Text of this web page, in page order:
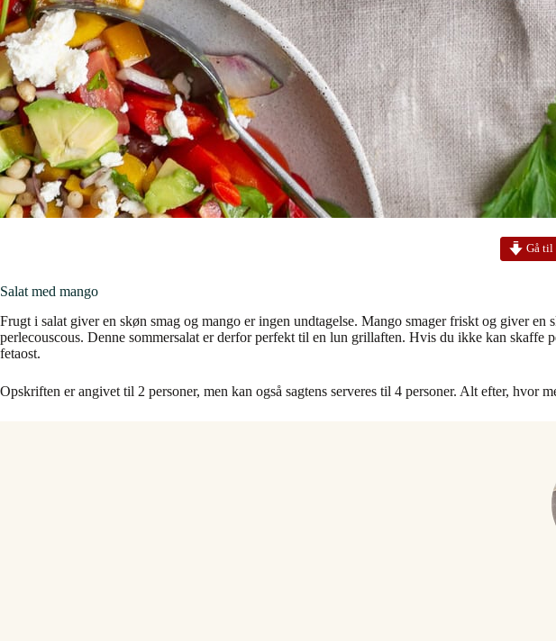
Gå til
Salat med mango
Frugt i salat giver en skøn smag og mango er ingen undtagelse. Mango smager friskt og giver
perlecouscous. Denne sommersalat er derfor perfekt til en lun grillaften. Hvis du ikke kan skaffe
fetaost.
Opskriften er angivet til 2 personer, men kan også sagtens serveres til 4 personer. Alt efter, hvor